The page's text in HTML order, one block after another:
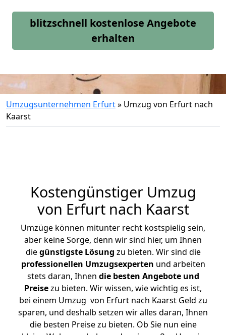
blitzschnell kostenlose Angebote
erhalten
Umzugsunternehmen Erfurt» Umzug von Erfurt nach
Kaarst
Kostengünstiger Umzug
von Erfurt nach Kaarst
Umzüge können mitunter recht kostspielig sein,
aber keine Sorge, denn wir sind hier, um Ihnen
diegünstigste Lösung zu bieten. Wir sind die
professionellen Umzugsexperten und arbeiten
stets daran, Ihnen die besten Angebote und
Preisezu bieten. Wir wissen, wie wichtig es ist,
bei einem Umzug von Erfurt nach Kaarst Geld zu
sparen, und deshalb setzen wir alles daran, Ihnen
die besten Preise zu bieten. Ob Sie nun eine